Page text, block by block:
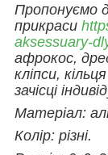
Пропонуємо
прикраси
aksessuary-
афрокос,
кліпси,
зачісці
Матеріал:
Колір: різні.